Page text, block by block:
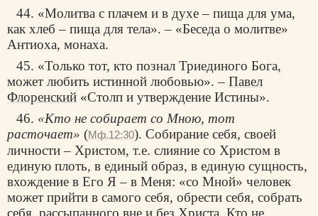
44. «Молитва с плачем и в духе – пища для ума,
как хлеб – пища для тела». – «Беседа о молитве»
Антиоха, монаха.
45. «Только тот, кто познал Триединого Бога,
может любить истинной любовью». – Павел
Флоренский «Столп и утверждение Истины».
46. «Кто не собирает со Мною, тот
расточает» (Мф.12:30). Собирание себя, своей
личности – Христом, т.е. слияние со Христом в
единую плоть, в единый образ, в единую сущность,
вхождение в Его Я – в Меня: «со Мной» человек
может прийти в самого себя, обрести себя, собрать